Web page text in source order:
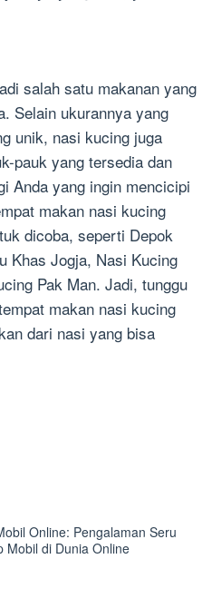
salah satu makanan yang
Selain ukurannya yang
unik, nasi kucing juga
pauk yang tersedia dan
Anda yang ingin mencicipi
makan nasi kucing
dicoba, seperti Depok
Khas Jogja, Nasi Kucing
Pak Man. Jadi, tunggu
makan nasi kucing
dari nasi yang bisa
Online: Pengalaman Seru
Mobil di Dunia Online